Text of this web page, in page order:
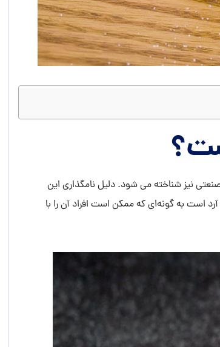
نیز شناخته می شود. دلیل نامگذاری این
است به گونه‌ای که ممکن است افراد آن را با